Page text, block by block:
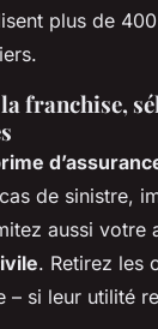
plus de
franchise,
de sinistre,
aussi votre
. Retirez les
– si leur utilité